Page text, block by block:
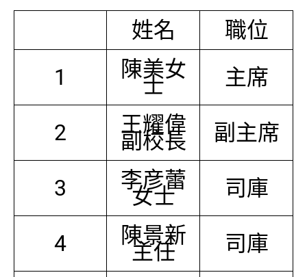
姓名
職位
1
陳美女
士 主席
2 王耀偉
副校長 副主席
3 李彦蕾
女士 司庫
4 陳景新
主任 司庫